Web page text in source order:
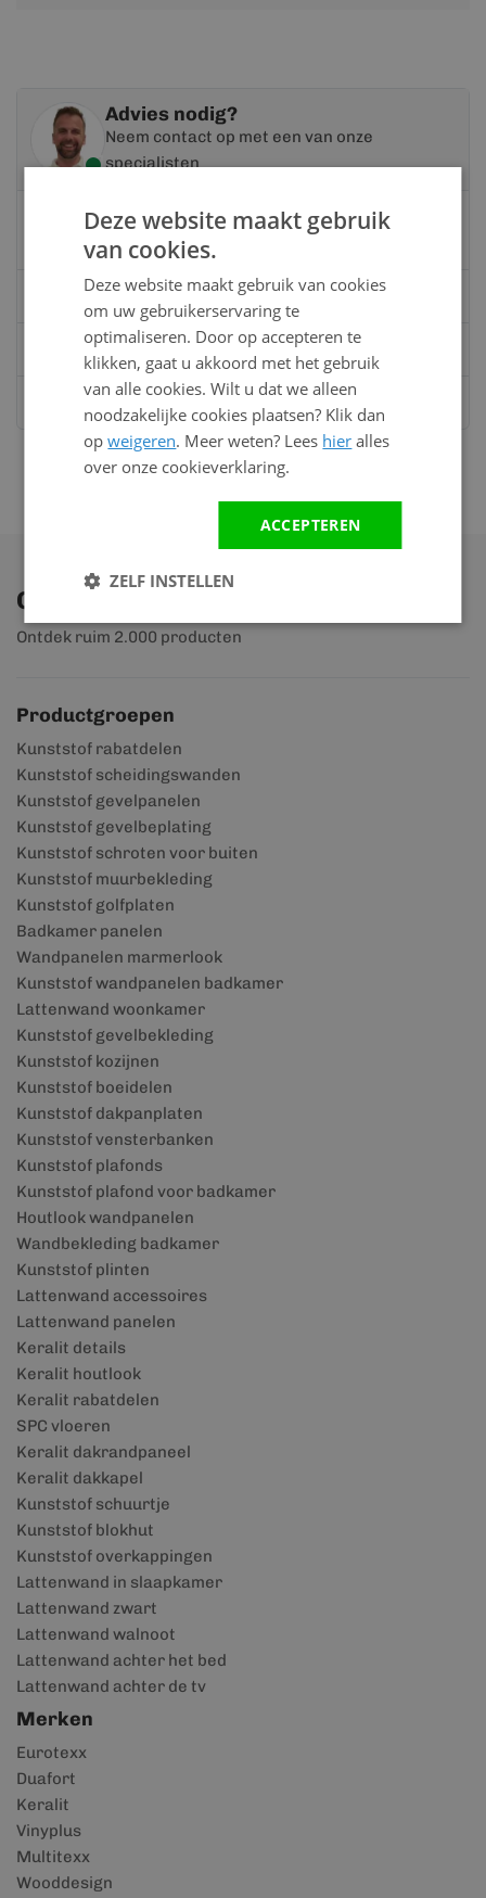
Advies nodig?
Neem contact op met een van onze
specialisten
Vandaag bereikbaar
van 08:00 tot 17:00 uur
0528 - 355190
Mailinfo@kunststofbouwmateriaal.nl
Ontdek ons assortiment
Ontdek ruim 2.000 producten
Productgroepen
Kunststof rabatdelen
Kunststof scheidingswanden
Kunststof gevelpanelen
Kunststof gevelbeplating
Kunststof schroten voor buiten
Kunststof muurbekleding
Kunststof golfplaten
Badkamer panelen
Wandpanelen marmerlook
Kunststof wandpanelen badkamer
Lattenwand woonkamer
Kunststof gevelbekleding
Kunststof kozijnen
Kunststof boeidelen
Kunststof dakpanplaten
Kunststof vensterbanken
Kunststof plafonds
Kunststof plafond voor badkamer
Houtlook wandpanelen
Wandbekleding badkamer
Kunststof plinten
Lattenwand accessoires
Lattenwand panelen
Keralit details
Keralit houtlook
Keralit rabatdelen
SPC vloeren
Keralit dakrandpaneel
Keralit dakkapel
Kunststof schuurtje
Kunststof blokhut
Kunststof overkappingen
Lattenwand in slaapkamer
Lattenwand zwart
Lattenwand walnoot
Lattenwand achter het bed
Lattenwand achter de tv
Merken
Eurotexx
Duafort
Keralit
Vinyplus
Multitexx
Wooddesign
Deze website maakt gebruik
van cookies.
Deze website maakt gebruik van cookies
om uw gebruikerservaring te
optimaliseren. Door op accepteren te
klikken, gaat u akkoord met het gebruik
van alle cookies. Wilt u dat we alleen
noodzakelijke cookies plaatsen? Klik dan
opweigeren. Meer weten? Lees hier alles
over onze cookieverklaring.
ACCEPTEREN
ZELF INSTELLEN